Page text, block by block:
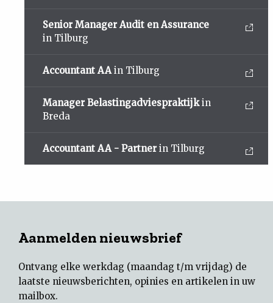
Senior Manager Audit en Assurance
in Tilburg
Accountant AAin Tilburg
Manager Belastingadviespraktijkin
Breda
Accountant AA - Partner in Tilburg
Aanmelden nieuwsbrief
Ontvang elke werkdag (maandag t/m vrijdag) de
laatste nieuwsberichten, opinies en artikelen in uw
mailbox.